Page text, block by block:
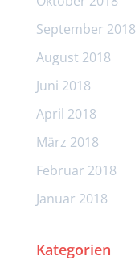
September 2018
August 2018
Juni 2018
April 2018
März 2018
Februar 2018
Januar 2018
Kategorien